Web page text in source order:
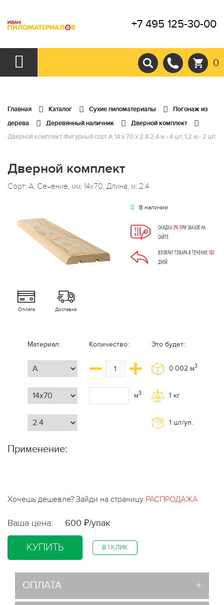
+7 495 125-30-00
0
Главная Каталог Сухие пиломатериалы
Погонаж из
дерева
Деревянный наличник
Дверной комплект
Дверной комплект Фигурный сорт А 14 x 70 x 2.4 2,4 м - 4 шт, 1,2 м - 2 шт
Дверной комплект
Сорт: А, Сечение, мм: 14x70, Длина, м: 2.4
В наличии
СКИДКА3%ПРИ ЗАКАЗЕ НА
САЙТЕ
ВОЗВРАТ ТОВАРА В ТЕЧЕНИЕ180
ДНЕЙ
Оплата Доставка
Материал: Количество:
м3
Это будет:
0.002 м3
1 кг
1 шт/уп.
Применение:
Хочешь дешевле? Зайди на страницу РАСПРОДАЖА
Ваша цена: 600 ₽/упак
КУПИТЬ В 1 КЛИК
ОПЛАТА